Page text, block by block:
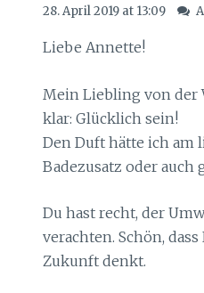
28. April 2019 at 13:09
Liebe Annette!
Mein Liebling von der
klar: Glücklich sein!
Den Duft hätte ich am
Badezusatz oder auch
Du hast recht, der
verachten. Schön,
Zukunft denkt.